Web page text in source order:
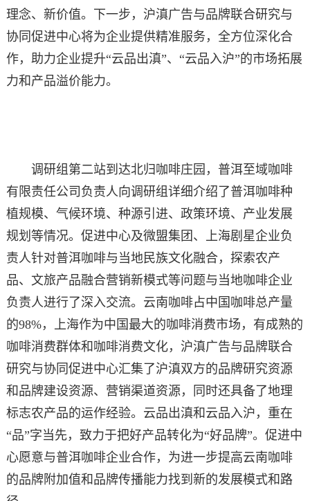
理念、新价值。下一步，沪滇广告与品牌联合研究与
协同促进中心将为企业提供精准服务，全方位深化合
作，助力企业提升“云品出滇”、“云品入沪”的市场拓展
力和产品溢价能力。
调研组第二站到达北归咖啡庄园，普洱至域咖啡
有限责任公司负责人向调研组详细介绍了普洱咖啡种
植规模、气候环境、种源引进、政策环境、产业发展
规划等情况。促进中心及微盟集团、上海剧星企业负
责人针对普洱咖啡与当地民族文化融合，探索农产
品、文旅产品融合营销新模式等问题与当地咖啡企业
负责人进行了深入交流。云南咖啡占中国咖啡总产量
的98%，上海作为中国最大的咖啡消费市场，有成熟的
咖啡消费群体和咖啡消费文化，沪滇广告与品牌联合
研究与协同促进中心汇集了沪滇双方的品牌研究资源
和品牌建设资源、营销渠道资源，同时还具备了地理
标志农产品的运作经验。云品出滇和云品入沪，重在
“品”字当先，致力于把好产品转化为“好品牌”。促进中
心愿意与普洱咖啡企业合作，为进一步提高云南咖啡
的品牌附加值和品牌传播能力找到新的发展模式和路